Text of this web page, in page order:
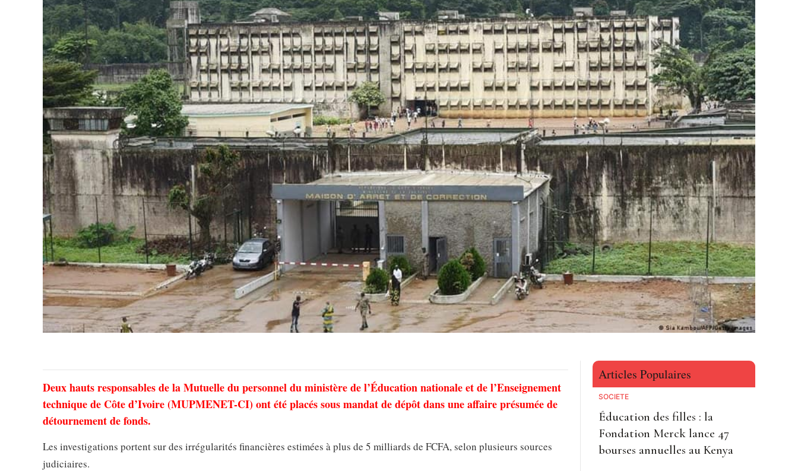
Deux hauts responsables de la Mutuelle du personnel du ministère de l’Éducation nationale et de l’Enseignement
technique de Côte d’Ivoire (MUPMENET-CI) ont été placés sous mandat de dépôt dans une affaire présumée de
détournement de fonds.
Les investigations portent sur des irrégularités financières estimées à plus de 5 milliards de FCFA, selon plusieurs sources
judiciaires.
Articles Populaires
SOCIETE
Éducation des filles : la
Fondation Merck lance 47
bourses annuelles au Kenya